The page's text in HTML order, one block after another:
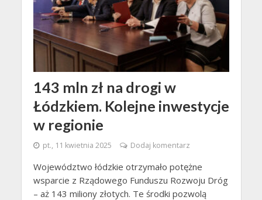
143 mln zł na drogi w
Łódzkiem. Kolejne inwestycje
w regionie
pt., 11 kwietnia 2025 Dodaj komentarz
Województwo łódzkie otrzymało potężne
wsparcie z Rządowego Funduszu Rozwoju Dróg
– aż 143 miliony złotych. Te środki pozwolą